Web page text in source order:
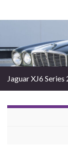
Jaguar XJ6 Series